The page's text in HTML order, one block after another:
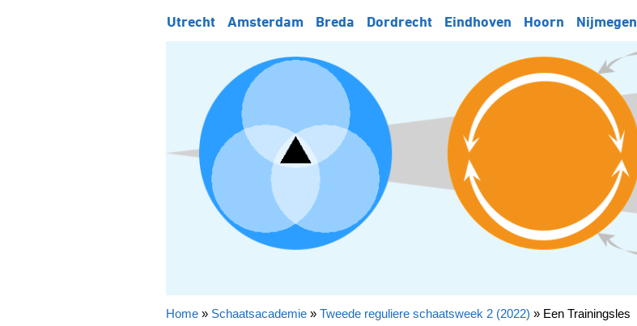
Utrecht Amsterdam Breda Dordrecht Eindhoven Hoorn Nijmegen
Home » Schaatsacademie » Tweede reguliere schaatsweek 2 (2022) » Een Trainingsles